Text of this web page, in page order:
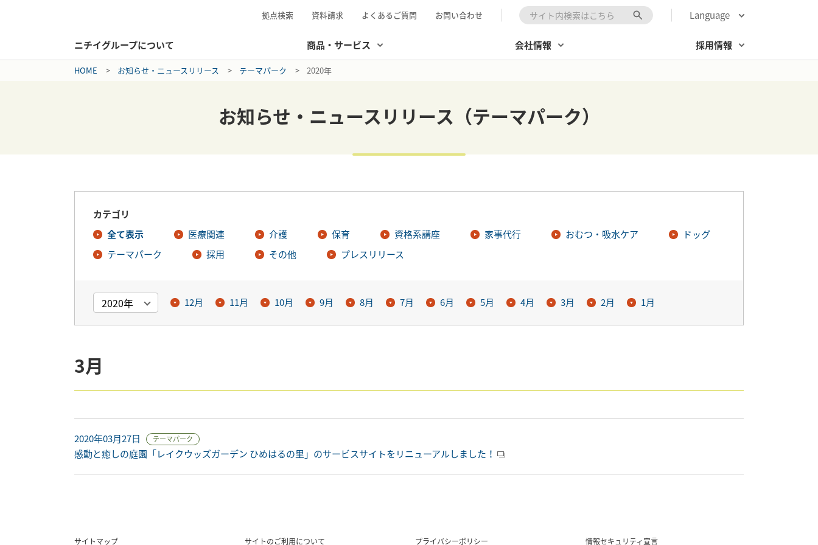
ニチイグループについて 商品・サービス 会社情報 採用情報
拠点検索 資料請求 よくあるご質問 お問い合わせ 検索キーワード入力 Language
HOME お知らせ・ニュースリリース テーマパーク 2020年
お知らせ・ニュースリリース（テーマパーク）
カテゴリ
全て表示
医療関連 介護 保育 資格系講座 家事代行 おむつ・吸水ケア
ドッグ
テーマパーク
採用 その他 プレスリリース
12月 11月 10月 9月 8月 7月 6月 5月 4月 3月 2月 1月
3月
2020年03月27日 テーマパーク
感動と癒しの庭園「レイクウッズガーデン ひめはるの里」のサービスサイトをリニューアルしました！
サイトマップ サイトのご利用について プライバシーポリシー 情報セキュリティ宣言